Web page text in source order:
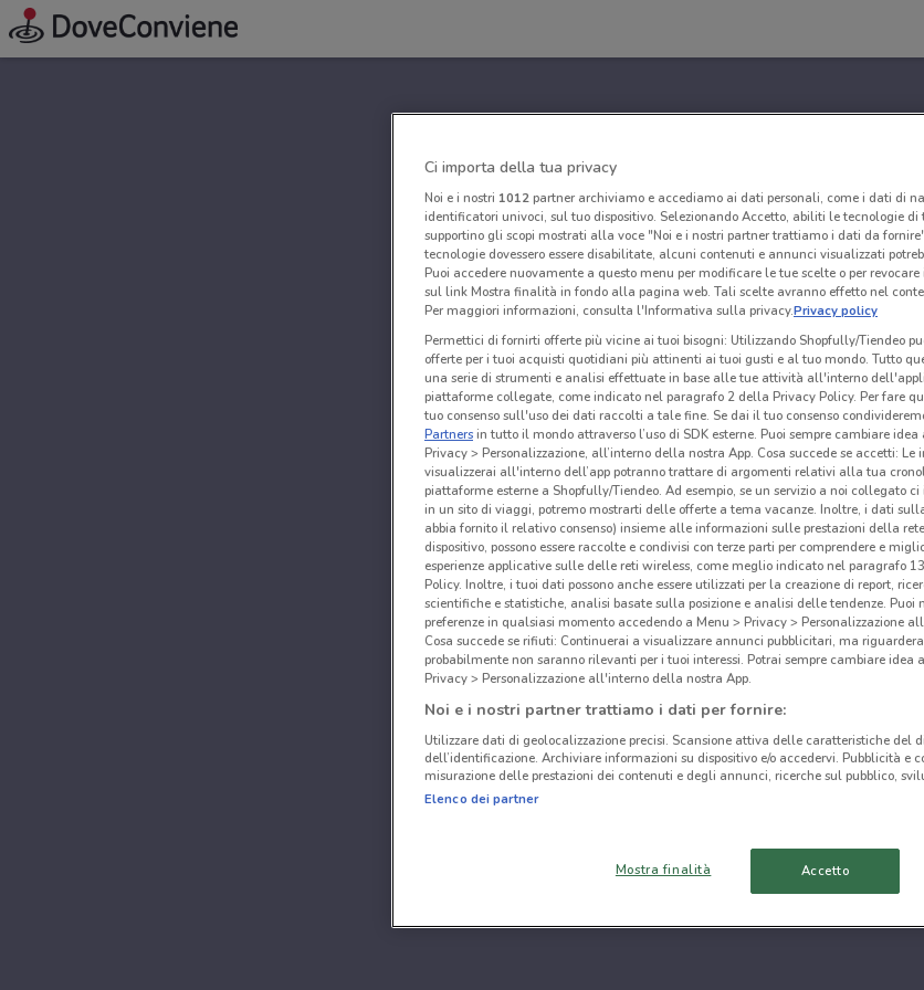
Ci importa della tua privacy
Noi e i nostri 1012partner archiviamo e accediamo ai dati personali, come i dati di
identificatori univoci, sul tuo dispositivo. Selezionando Accetto, abiliti le tecnologie
supportino gli scopi mostrati alla voce "Noi e i nostri partner trattiamo i dati da
tecnologie dovessero essere disabilitate, alcuni contenuti e annunci visualizzati
Puoi accedere nuovamente a questo menu per modificare le tue scelte o per
sul link Mostra finalità in fondo alla pagina web. Tali scelte avranno effetto nel
Per maggiori informazioni, consulta l'Informativa sulla privacy.Privacy policy
Permettici di fornirti offerte più vicine ai tuoi bisogni: Utilizzando Shopfully/Tiendeo
offerte per i tuoi acquisti quotidiani più attinenti ai tuoi gusti e al tuo mondo. Tutto
una serie di strumenti e analisi effettuate in base alle tue attività all'interno
piattaforme collegate, come indicato nel paragrafo 2 della Privacy Policy. Per fare
tuo consenso sull'uso dei dati raccolti a tale fine. Se dai il tuo consenso
Partnersin tutto il mondo attraverso l’uso di SDK esterne. Puoi sempre cambiare
Privacy > Personalizzazione, all’interno della nostra App. Cosa succede se accetti: Le
visualizzerai all'interno dell’app potranno trattare di argomenti relativi alla tua
piattaforme esterne a Shopfully/Tiendeo. Ad esempio, se un servizio a noi collegato
in un sito di viaggi, potremo mostrarti delle offerte a tema vacanze. Inoltre, i dati
abbia fornito il relativo consenso) insieme alle informazioni sulle prestazioni della
dispositivo, possono essere raccolte e condivisi con terze parti per comprendere e
esperienze applicative sulle delle reti wireless, come meglio indicato nel paragrafo
Policy. Inoltre, i tuoi dati possono anche essere utilizzati per la creazione di report,
scientifiche e statistiche, analisi basate sulla posizione e analisi delle tendenze. Puoi
preferenze in qualsiasi momento accedendo a Menu > Privacy > Personalizzazione
Cosa succede se rifiuti: Continuerai a visualizzare annunci pubblicitari, ma
probabilmente non saranno rilevanti per i tuoi interessi. Potrai sempre cambiare idea
Privacy > Personalizzazione all'interno della nostra App.
Noi e i nostri partner trattiamo i dati per fornire:
Utilizzare dati di geolocalizzazione precisi. Scansione attiva delle caratteristiche del
dell’identificazione. Archiviare informazioni su dispositivo e/o accedervi. Pubblicità e
misurazione delle prestazioni dei contenuti e degli annunci, ricerche sul pubblico,
Elenco dei partner
Mostra finalità Accetto